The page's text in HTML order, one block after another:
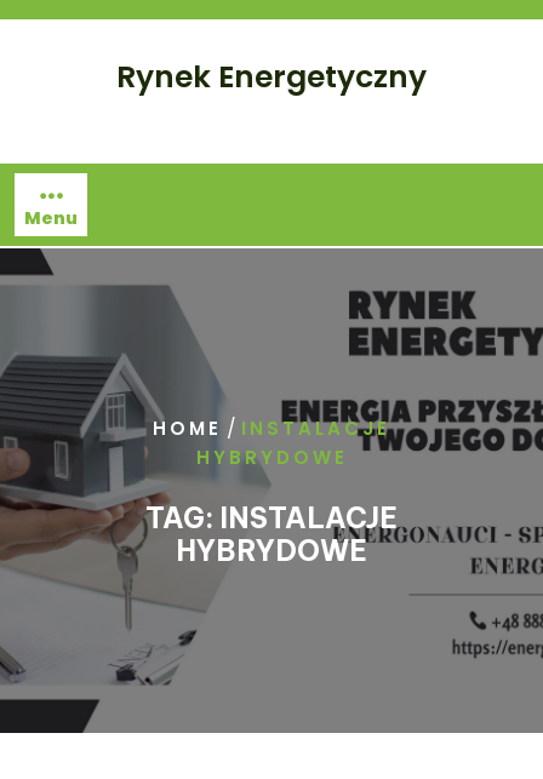
Skip
Rynek Energetyczny
Menu
HOME / INSTALACJE
HYBRYDOWE
TAG: INSTALACJE
HYBRYDOWE